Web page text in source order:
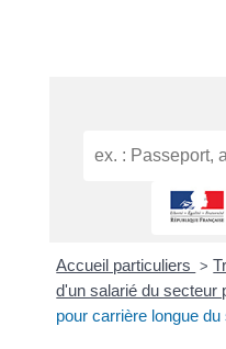
Accueil particuliers >
d'un salarié du secteur
pour carrière longue du